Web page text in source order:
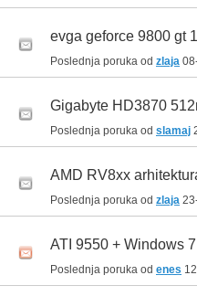
evga geforce 9800 gt
Poslednja poruka od zlaja
Gigabyte HD3870
Poslednja poruka od slamaj
AMD RV8xx
Poslednja poruka od zlaja
ATI 9550 + Windows 7
Poslednja poruka od enes